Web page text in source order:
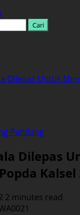
Dilepas Untuk
Pandang
Dilepas
Kalsel
2 minutes read